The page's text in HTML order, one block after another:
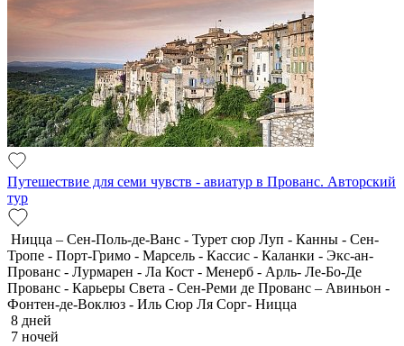
Путешествие для семи чувств - авиатур в Прованс. Авторский
тур
Ницца – Сен-Поль-де-Ванс - Турет сюр Луп - Канны - Сен-
Тропе - Порт-Гримо - Марсель - Кассис - Каланки - Экс-ан-
Прованс - Лурмарен - Ла Кост - Менерб - Арль- Ле-Бо-Де
Прованс - Карьеры Света - Сен-Реми де Прованс – Авиньон -
Фонтен-де-Воклюз - Иль Сюр Ля Сорг- Ницца
8 дней
7 ночей